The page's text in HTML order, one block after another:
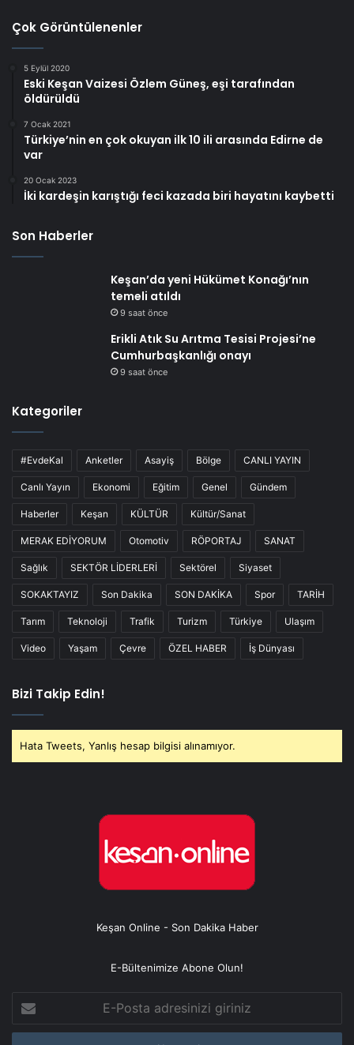
Çok Görüntülenenler
5 Eylül 2020
Eski Keşan Vaizesi Özlem Güneş, eşi tarafından
öldürüldü
7 Ocak 2021
Türkiye’nin en çok okuyan ilk 10 ili arasında Edirne de
var
20 Ocak 2023
İki kardeşin karıştığı feci kazada biri hayatını kaybetti
Son Haberler
Keşan’da yeni Hükümet Konağı’nın
temeli atıldı
9 saat önce
Erikli Atık Su Arıtma Tesisi Projesi’ne
Cumhurbaşkanlığı onayı
9 saat önce
Kategoriler
#EvdeKal Anketler Asayiş Bölge CANLI YAYIN
Canlı Yayın Ekonomi Eğitim Genel Gündem
Haberler Keşan KÜLTÜR Kültür/Sanat
MERAK EDİYORUM Otomotiv RÖPORTAJ SANAT
Sağlık SEKTÖR LİDERLERİ Sektörel Siyaset
SOKAKTAYIZ Son Dakika SON DAKİKA Spor TARİH
Tarım Teknoloji Trafik Turizm Türkiye Ulaşım
Video Yaşam Çevre ÖZEL HABER İş Dünyası
Bizi Takip Edin!
Hata Tweets, Yanlış hesap bilgisi alınamıyor.
Keşan Online - Son Dakika Haber
E-Bültenimize Abone Olun!
Posta
adresinizi